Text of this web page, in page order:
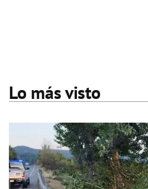
Lo más visto